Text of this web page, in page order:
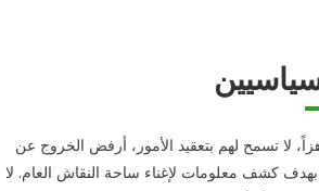
لا تسمح لهم بتعقيد الأمور، أرفض الخروج عن
كشف معلومات لإغناء ساحة النقاش العام. لا